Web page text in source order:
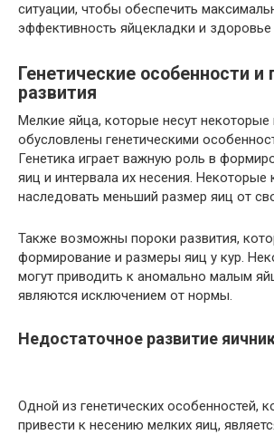
ситуации, чтобы обеспечить
эффективность яйцекладки и
Генетические особенности и
развития
Мелкие яйца, которые несут некоторые
обусловлены генетическими
Генетика играет важную роль в
яиц и интервала их несения. Некоторые
наследовать меньший размер яиц от
Также возможны пороки развития,
формирование и размеры яиц у кур.
могут приводить к аномально малым
являются исключением от нормы.
Недостаточное развитие
Одной из генетических особенностей,
привести к несению мелких яиц,